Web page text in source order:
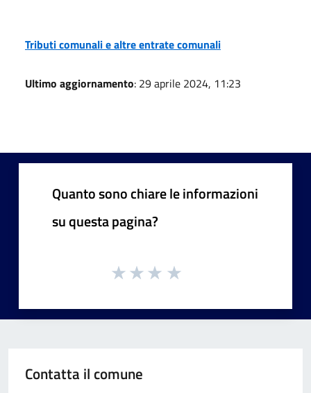
Tributi comunali e altre entrate comunali
Ultimo aggiornamento: 29 aprile 2024, 11:23
Quanto sono chiare le informazioni
su questa pagina?
Contatta il comune